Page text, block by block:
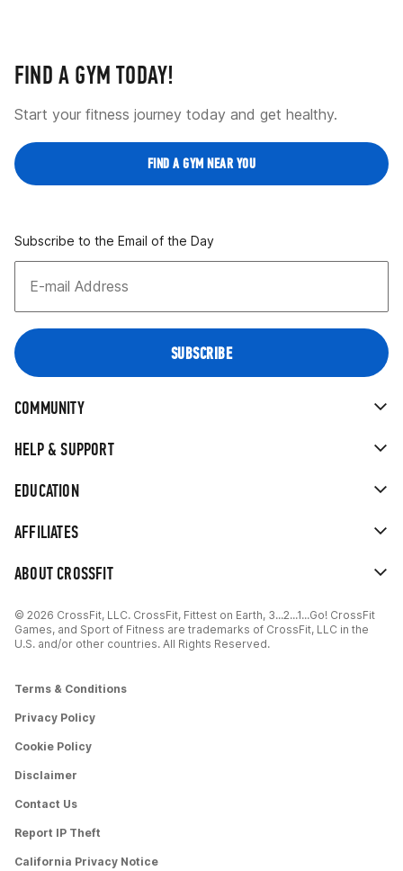
ABOUT CROSSFIT
AFFILIATES
EDUCATION
HELP & SUPPORT
COMMUNITY
FIND A GYM TODAY!
Start your fitness journey today and get healthy.
FIND A GYM NEAR YOU
Subscribe to the Email of the Day
© 2026 CrossFit, LLC. CrossFit, Fittest on Earth, 3...2...1...Go! CrossFit
Games, and Sport of Fitness are trademarks of CrossFit, LLC in the
U.S. and/or other countries. All Rights Reserved.
Terms & Conditions
Privacy Policy
Cookie Policy
Disclaimer
Contact Us
Report IP Theft
California Privacy Notice